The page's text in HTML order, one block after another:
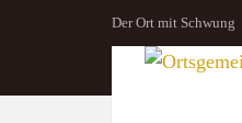
Der Ort mit Schwung